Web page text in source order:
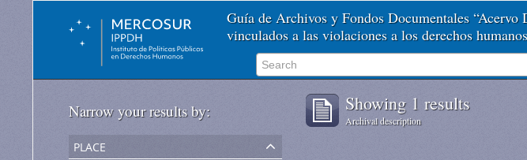
Guía de Archivos y Fondos Documentales “Acervo
vinculados a las violaciones a los derechos
Narrow your results by:
place
Showing 1 results
Archival description